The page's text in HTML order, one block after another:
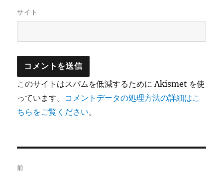
サイト
このサイトはスパムを低減するために Akismet を使
っています。 コメントデータの処理方法の詳細はこ
ちらをご覧ください。
前